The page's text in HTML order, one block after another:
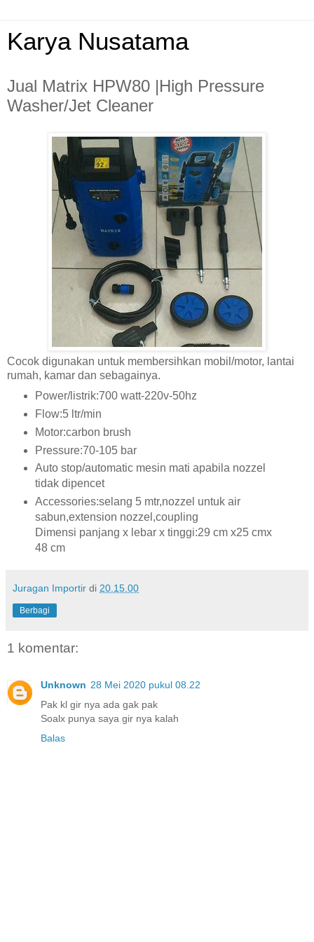
Karya Nusatama
Jual Matrix HPW80 |High Pressure
Washer/Jet Cleaner
Cocok digunakan untuk membersihkan mobil/motor, lantai
rumah, kamar dan sebagainya.
Power/listrik:700 watt-220v-50hz
Flow:5 ltr/min
Motor:carbon brush
Pressure:70-105 bar
Auto stop/automatic mesin mati apabila nozzel
tidak dipencet
Accessories:selang 5 mtr,nozzel untuk air
sabun,extension nozzel,coupling
Dimensi panjang x lebar x tinggi:29 cm x25 cmx
48 cm
Juragan Importir di 20.15.00
Berbagi
1 komentar:
Unknown 28 Mei 2020 pukul 08.22
Pak kl gir nya ada gak pak
Soalx punya saya gir nya kalah
Balas